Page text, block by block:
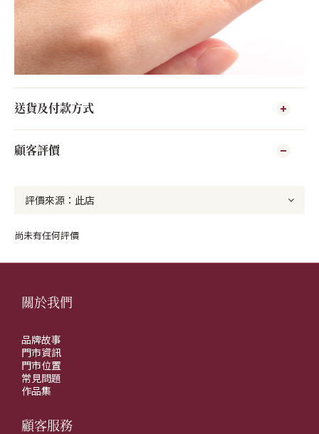
送貨及付款方式
顧客評價
尚未有任何評價
關於我們
品牌故事
門市資訊
門市位置
常見問題
作品集
顧客服務